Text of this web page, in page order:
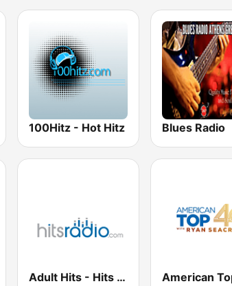
100Hitz - Hot Hitz Blues Radio
Adult Hits - Hits Radio American